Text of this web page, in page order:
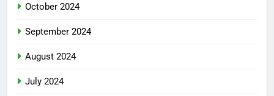
October 2024
September 2024
August 2024
July 2024